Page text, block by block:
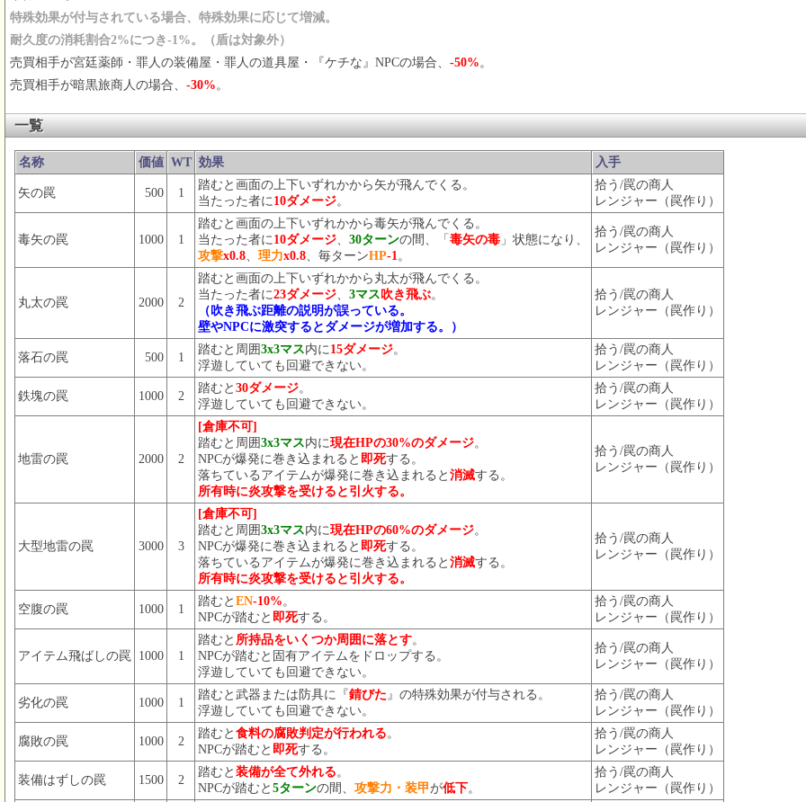
特殊効果が付与されている場合、特殊効果に応じて増減。
耐久度の消耗割合2%につき-1%。（盾は対象外）
売買相手が宮廷薬師・罪人の装備屋・罪人の道具屋・『ケチな』NPCの場合、 -50% 。
売買相手が暗黒旅商人の場合、 -30% 。
一覧
名称 価値 WT 効果 入手
矢の罠 500 1
踏むと画面の上下いずれかから矢が飛んでくる。
当たった者に 10ダメージ。
拾う/罠の商人
レンジャー（罠作り）
毒矢の罠 1000 1
踏むと画面の上下いずれかから毒矢が飛んでくる。
当たった者に 10ダメージ 30ターンの間、「毒矢の毒 」状態になり、
攻撃x0.8 理力x0.8 、毎ターンHP-1 。
拾う/罠の商人
レンジャー（罠作り）
丸太の罠 2000 2
踏むと画面の上下いずれかから丸太が飛んでくる。
当たった者に23ダメージ 3マス吹き飛ぶ。
（吹き飛ぶ距離の説明が誤っている。
壁やNPCに激突するとダメージが増加する。）
拾う/罠の商人
レンジャー（罠作り）
落石の罠 500 1
踏むと周囲3x3マス内に 15ダメージ。
浮遊していても回避できない。
拾う/罠の商人
レンジャー（罠作り）
鉄塊の罠 1000 2
踏むと 30ダメージ。
浮遊していても回避できない。
拾う/罠の商人
レンジャー（罠作り）
地雷の罠 2000 2
[倉庫不可]
踏むと周囲3x3マス内に現在HPの30%のダメージ。
NPCが爆発に巻き込まれると 即死する。
落ちているアイテムが爆発に巻き込まれると 消滅する。
所有時に炎攻撃を受けると引火する。
拾う/罠の商人
レンジャー（罠作り）
大型地雷の罠 3000 3
[倉庫不可]
踏むと周囲3x3マス内に現在HPの60%のダメージ。
NPCが爆発に巻き込まれると 即死する。
落ちているアイテムが爆発に巻き込まれると 消滅する。
所有時に炎攻撃を受けると引火する。
拾う/罠の商人
レンジャー（罠作り）
空腹の罠 1000 1
踏むと EN-10% 。
NPCが踏むと 即死する。
拾う/罠の商人
レンジャー（罠作り）
アイテム飛ばしの罠 1000 1
踏むと 所持品をいくつか周囲に落とす。
NPCが踏むと固有アイテムをドロップする。
浮遊していても回避できない。
拾う/罠の商人
レンジャー（罠作り）
劣化の罠 1000 1
踏むと武器または防具に『錆びた 』の特殊効果が付与される。
浮遊していても回避できない。
拾う/罠の商人
レンジャー（罠作り）
腐敗の罠 1000 2
踏むと 食料の腐敗判定が行われる 。
NPCが踏むと 即死する。
拾う/罠の商人
レンジャー（罠作り）
装備はずしの罠 1500 2
踏むと 装備が全て外れる 。
NPCが踏むと 5ターンの間、 攻撃力・装甲が低下。
拾う/罠の商人
レンジャー（罠作り）